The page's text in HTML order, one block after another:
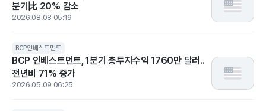
분기比 20% 감소
2026.08.08 05:19
BCP인베스트먼트
BCP 인베스트먼트, 1분기 총투자수익 1760만 달러..
전년비 71% 증가
2026.05.09 06:25